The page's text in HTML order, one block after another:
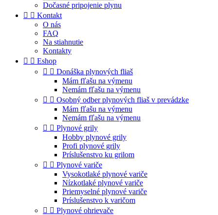
Dočasné pripojenie plynu
  Kontakt
O nás
FAQ
Na stiahnutie
Kontakty
  Eshop
  Donáška plynových fliaš
Mám fľašu na výmenu
Nemám fľašu na výmenu
  Osobný odber plynových fliaš v prevádzke
Mám fľašu na výmenu
Nemám fľašu na výmenu
  Plynové grily
Hobby plynové grily
Profi plynové grily
Príslušenstvo ku grilom
  Plynové variče
Vysokotlaké plynové variče
Nízkotlaké plynové variče
Priemyselné plynové variče
Príslušenstvo k varičom
  Plynové ohrievače